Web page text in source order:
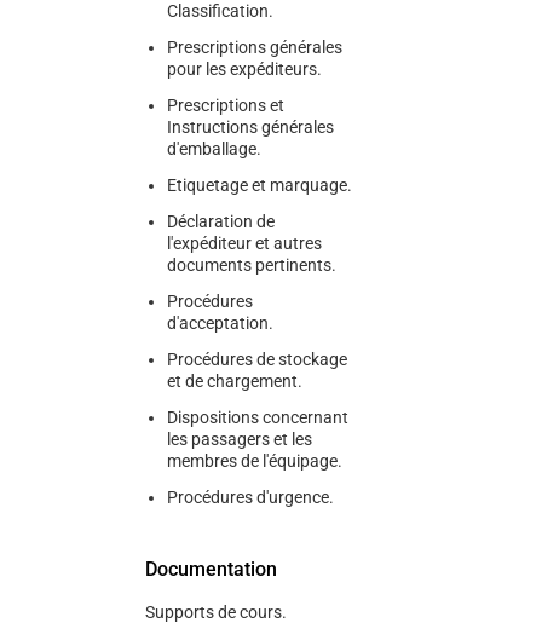
Classification.
Prescriptions générales
pour les expéditeurs.
Prescriptions et
Instructions générales
d'emballage.
Etiquetage et marquage.
Déclaration de
l'expéditeur et autres
documents pertinents.
Procédures
d'acceptation.
Procédures de stockage
et de chargement.
Dispositions concernant
les passagers et les
membres de l'équipage.
Procédures d'urgence.
Documentation
Supports de cours.